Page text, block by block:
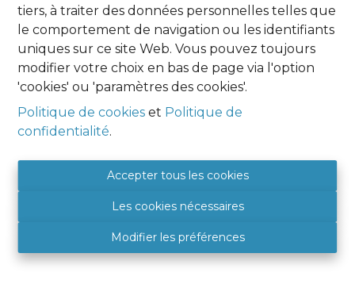
tiers, à traiter des données personnelles telles que
le comportement de navigation ou les identifiants
uniques sur ce site Web. Vous pouvez toujours
modifier votre choix en bas de page via l'option
'cookies' ou 'paramètres des cookies'.
Politique de cookies et Politique de
confidentialité.
Accepter tous les cookies
Les cookies nécessaires
Modifier les préférences
À Vendre À Louer
HOME EXPERT IMMO
5081 SAINT DENIS
BE 0849 788 987
+32 (0) 81 46 08 89
5081@hexpertimmo.be